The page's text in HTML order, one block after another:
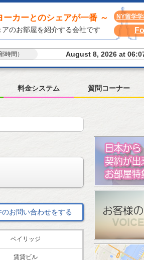
カーとのシェアが一番 ～
のお部屋を紹介する会社です
NY留学
時間） August 8, 2026 at
料金システム 質問コーナー
のお問い合わせをする
ベイリッジ
賃貸ビル